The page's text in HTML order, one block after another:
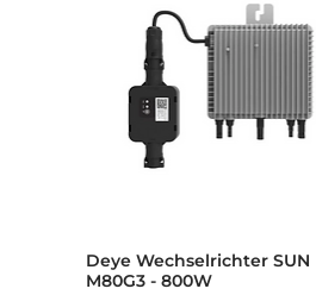
Deye Wechselrichter SUN
M80G3 - 800W